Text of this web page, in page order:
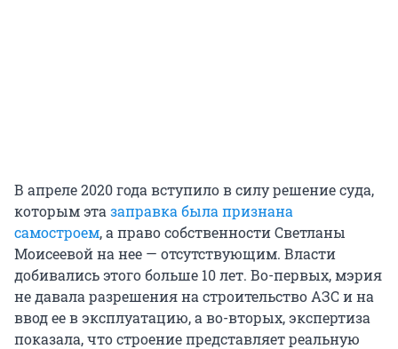
В апреле 2020 года вступило в силу решение суда,
которым эта заправка была признана
самостроем, а право собственности Светланы
Моисеевой на нее — отсутствующим. Власти
добивались этого больше 10 лет. Во-первых, мэрия
не давала разрешения на строительство АЗС и на
ввод ее в эксплуатацию, а во-вторых, экспертиза
показала, что строение представляет реальную